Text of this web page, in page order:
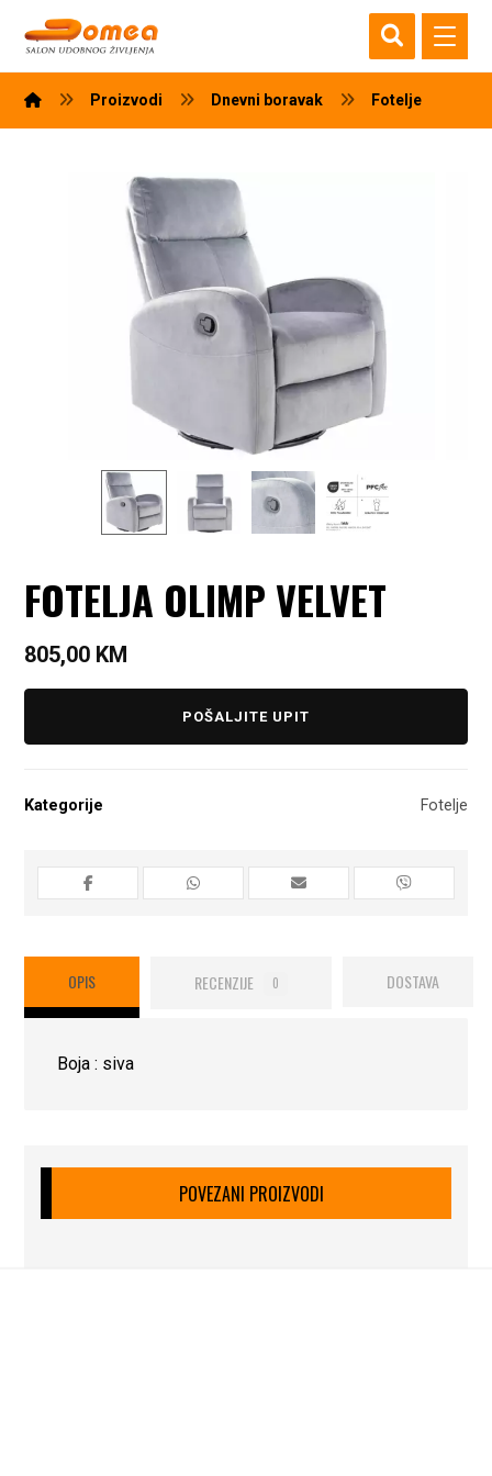
Proizvodi Dnevni boravak Fotelje
FOTELJA OLIMP VELVET
805,00 KM
POŠALJITE UPIT
Kategorije Fotelje
OPIS RECENZIJE 0 DOSTAVA
Boja : siva
POVEZANI PROIZVODI